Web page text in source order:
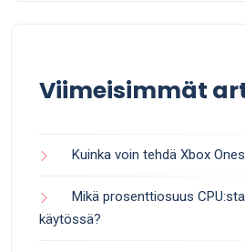
Viimeisimmät
Kuinka voin tehdä Xbox
Mikä prosenttiosuus
käytössä?